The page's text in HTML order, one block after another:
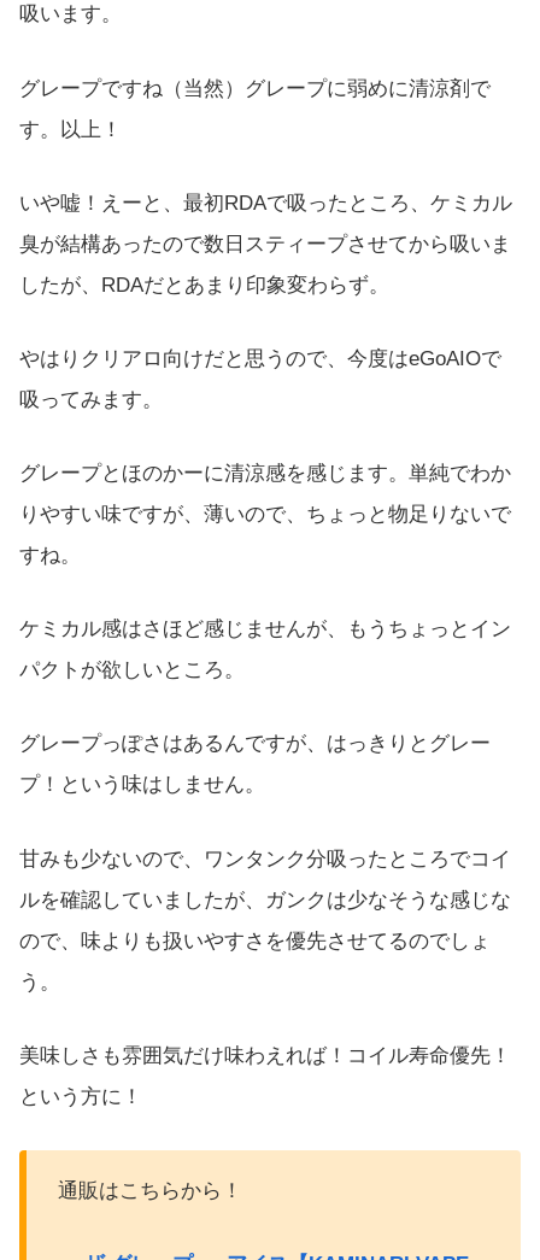
吸います。
グレープですね（当然）グレープに弱めに清涼剤で
す。以上！
いや嘘！えーと、最初RDAで吸ったところ、ケミカル
臭が結構あったので数日スティープさせてから吸いま
したが、RDAだとあまり印象変わらず。
やはりクリアロ向けだと思うので、今度はeGoAIOで
吸ってみます。
グレープとほのかーに清涼感を感じます。単純でわか
りやすい味ですが、薄いので、ちょっと物足りないで
すね。
ケミカル感はさほど感じませんが、もうちょっとイン
パクトが欲しいところ。
グレープっぽさはあるんですが、はっきりとグレー
プ！という味はしません。
甘みも少ないので、ワンタンク分吸ったところでコイ
ルを確認していましたが、ガンクは少なそうな感じな
ので、味よりも扱いやすさを優先させてるのでしょ
う。
美味しさも雰囲気だけ味わえれば！コイル寿命優先！
という方に！
通販はこちらから！